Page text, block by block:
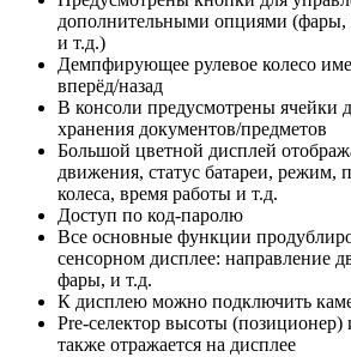
дополнительными опциями (фары,
и т.д.)
Демпфирующее рулевое колесо
вперёд/назад
В консоли предусмотрены ячейки
хранения документов/предметов
Большой цветной дисплей
движения, статус батареи, режим,
колеса, время работы и т.д.
Доступ по код-паролю
Все основные функции
сенсорном дисплее: направление
фары, и т.д.
К дисплею можно подключить
Pre-селектор высоты (позиционер)
также отражается на дисплее